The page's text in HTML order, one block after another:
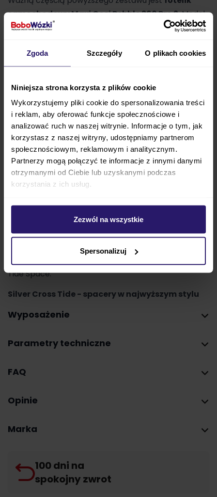
Zgoda Szczegóły O plikach cookies
Niniejsza strona korzysta z plików cookie
Wykorzystujemy pliki cookie do spersonalizowania treści
i reklam, aby oferować funkcje społecznościowe i
analizować ruch w naszej witrynie. Informacje o tym, jak
korzystasz z naszej witryny, udostępniamy partnerom
społecznościowym, reklamowym i analitycznym.
Partnerzy mogą połączyć te informacje z innymi danymi
otrzymanymi od Ciebie lub uzyskanymi podczas
korzystania z ich usług.
Zezwól na wszystkie
Spersonalizuj
samochodowyMaxi CosiPebble 360 Pro 2. Model
ten jest przeznaczony dla dzieci od pierwszych dni
wyróżnia się obecnością wkładki niemowlęcej, która
zadba o bezpieczeństwo i komfort dziecka
podczas podróży. Fotelik możesz wpiąć na
samochodowy pas bezpieczeństwa. Możesz również
skorzystać z dodatkowej bazy isofix. Po montażu
fotelika na dodatkowej baziezyskujesz możliwość
obrócenia fotelikaw kierunku drzwi samochodu,
jak równieżwysunięcia go w swoim kierunku
Zapewni Ci to maksymalny komfort i pozwoli
zadbać o bezpieczeństwo Twojego kręgosłupa.
Tide Sage (Silver Chassis),
Tide Sage (Black Chassis),
Tide Space.
Silver Cross Tide - spacery w najwyższym stylu
Wyposażenie
Parametry techniczne
FAQ
Opinie
Marka
100 dni na
spokojny zwrot